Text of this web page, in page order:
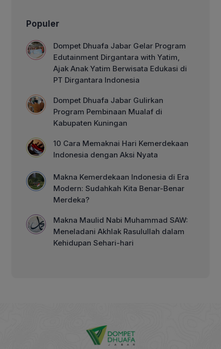
Populer
Dompet Dhuafa Jabar Gelar Program
Edutainment Dirgantara with Yatim,
Ajak Anak Yatim Berwisata Edukasi di
PT Dirgantara Indonesia
Dompet Dhuafa Jabar Gulirkan
Program Pembinaan Mualaf di
Kabupaten Kuningan
10 Cara Memaknai Hari Kemerdekaan
Indonesia dengan Aksi Nyata
Makna Kemerdekaan Indonesia di Era
Modern: Sudahkah Kita Benar-Benar
Merdeka?
Makna Maulid Nabi Muhammad SAW:
Meneladani Akhlak Rasulullah dalam
Kehidupan Sehari-hari